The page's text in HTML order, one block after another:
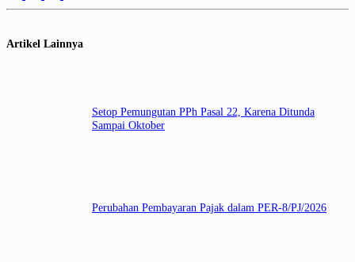
Artikel Lainnya
Setop Pemungutan PPh Pasal 22, Karena Ditunda
Sampai Oktober
Perubahan Pembayaran Pajak dalam PER-8/PJ/2026